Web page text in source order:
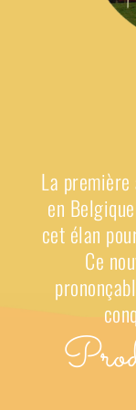
La
en
cet élan
Ce